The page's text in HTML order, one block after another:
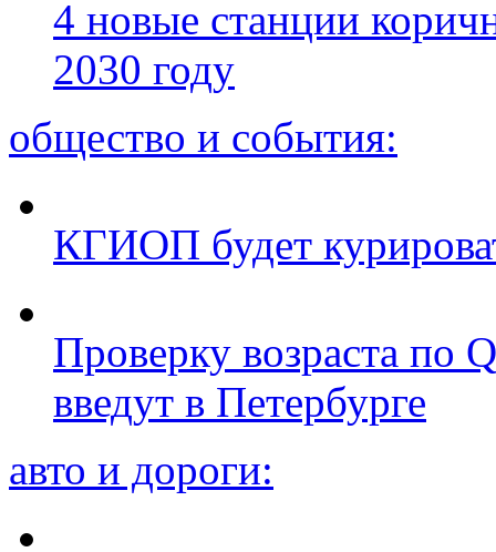
4 новые станции
2030 году
общество и события:
КГИОП будет
Проверку возраста по
введут в Петербурге
авто и дороги: